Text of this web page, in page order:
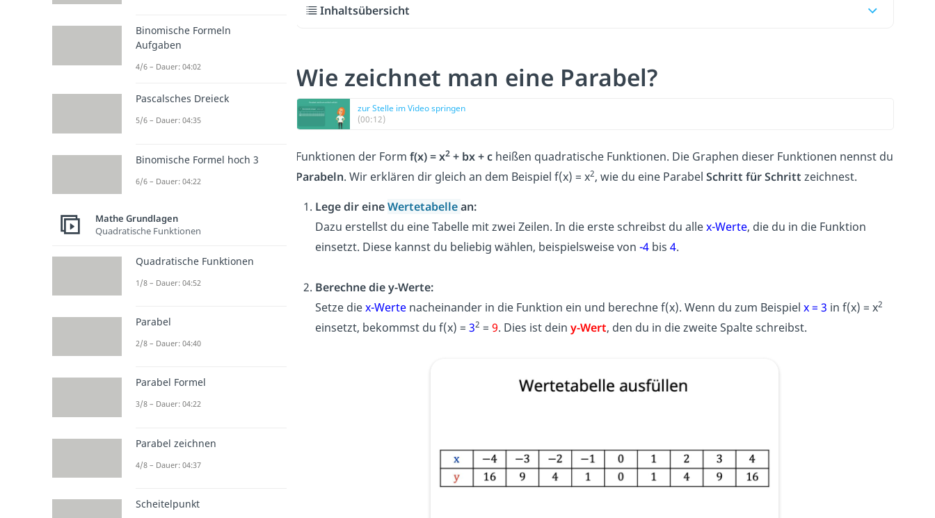
Inhaltsübersicht
Wie zeichnet man eine Parabel?
zur Stelle im Video springen
(00:12)
Funktionen der Form f(x) = x2+ bx + cheißen quadratische Funktionen. Die Graphen dieser Funktionen nennst du
Parabeln. Wir erklären dir gleich an dem Beispiel f(x) = x2, wie du eine Parabel Schritt für Schritt zeichnest.
Lege dir eineWertetabellean:
Dazu erstellst du eine Tabelle mit zwei Zeilen. In die erste schreibst du allex-Werte, die du in die Funktion
einsetzt. Diese kannst du beliebig wählen, beispielsweise von -4bis 4.
Berechne die y-Werte:
Setze diex-Wertenacheinander in die Funktion ein und berechne f(x). Wenn du zum Beispiel x = 3 in f(x) = x2
einsetzt, bekommst du f(x) = 32 = 9. Dies ist dein y-Wert, den du in die zweite Spalte schreibst.
Binomische Formeln
Aufgaben
4/6 – Dauer: 04:02
Pascalsches Dreieck
5/6 – Dauer: 04:35
Binomische Formel hoch 3
6/6 – Dauer: 04:22
Mathe Grundlagen
Quadratische Funktionen
Quadratische Funktionen
1/8 – Dauer: 04:52
Parabel
2/8 – Dauer: 04:40
Parabel Formel
3/8 – Dauer: 04:22
Parabel zeichnen
4/8 – Dauer: 04:37
Scheitelpunkt